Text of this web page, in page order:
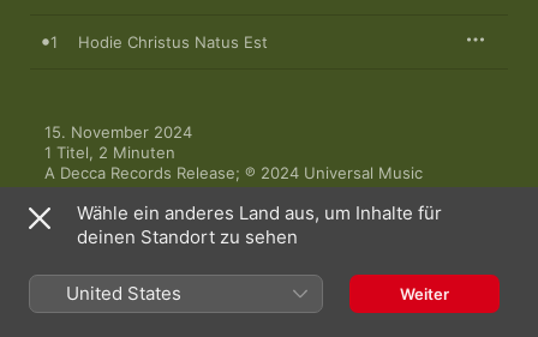
1 Hodie Christus Natus Est
15. November 2024
1 Titel, 2 Minuten
A Decca Records Release; ℗ 2024 Universal Music
Operations Limited
Wähle ein anderes Land aus, um Inhalte für
deinen Standort zu sehen
United States Weiter